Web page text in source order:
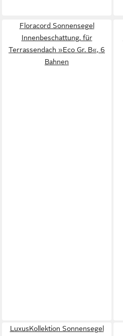
Floracord Sonnensegel
Innenbeschattung, für
Terrassendach »Eco Gr. B«, 6
Bahnen
LuxusKollektion Sonnensegel